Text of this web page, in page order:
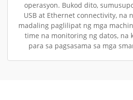
operasyon. Bukod dito,
USB at Ethernet connectivity, na
madaling paglilipat ng mga
time na monitoring ng datos, na
para sa pagsasama sa mga